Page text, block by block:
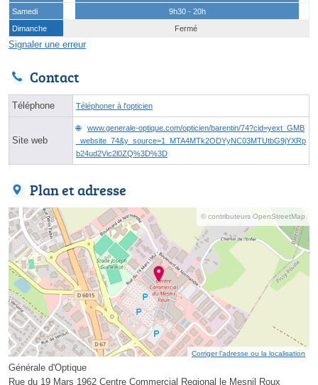
Samedi
9h30 - 20h
Dimanche
Fermé
Signaler une erreur
Contact
Téléphone Téléphoner à l'opticien
Site web
www.generale-optique.com/opticien/barentin/74?cid=yext_GMB
_website_74&y_source=1_MTA4MTk2ODYyNC03MTUtbG9jYXRp
b24ud2Vic2l0ZQ%3D%3D
Plan et adresse
© contributeurs OpenStreetMap
Corriger l’adresse ou la localisation
Générale d'Optique
Rue du 19 Mars 1962 Centre Commercial Regional le Mesnil Roux